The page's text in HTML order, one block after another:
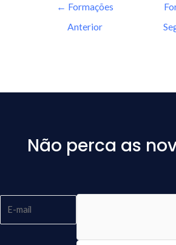
← Formações
Anterior
Não perca as